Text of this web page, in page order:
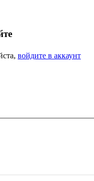
войдите в аккаунт